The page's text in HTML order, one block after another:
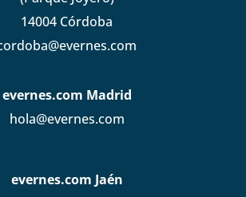
14004 Córdoba
evernes.com Madrid
hola@evernes.com
evernes.com Jaén